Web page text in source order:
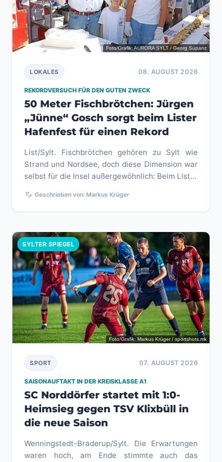
Foto/Grafik: AURORA SYLT / Georg Supanz
08. AUGUST 2026
LOKALES
REKORDVERSUCH FÜR DEN GUTEN ZWECK
50 Meter Fischbrötchen: Jürgen
„Jünne“ Gosch sorgt beim Lister
Hafenfest für einen Rekord
List/Sylt. Fischbrötchen gehören zu Sylt wie
Strand und Nordsee, doch diese Dimension war
selbst für die Insel außergewöhnlich: Beim Lister
edit_note Geschrieben von: Markus Krüger
SYLTER SPIEGEL
Foto/Grafik: Markus Krüger / sportshots.mk
07. AUGUST 2026
SPORT
SAISONAUFTAKT IN DER KREISKLASSE A1
SC Norddörfer startet mit 1:0-
Heimsieg gegen TSV Klixbüll in
die neue Saison
Wenningstedt-Braderup/Sylt. Die Erwartungen
waren hoch, am Ende stimmte auch das